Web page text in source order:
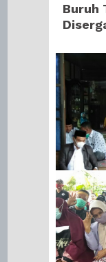
Buruh